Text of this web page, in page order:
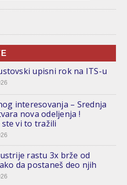
upisni rok na ITS-u
interesovanja – Srednja
nova odeljenja !
vi to tražili
rastu 3x brže od
da postaneš deo njih